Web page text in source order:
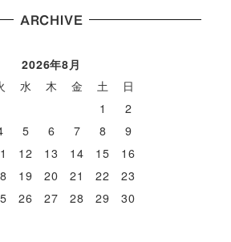
ARCHIVE
2026年8月
水 木 金 土
日
1
2
5 6 7 8
9
12 13 14 15
16
19 20 21 22
23
26 27 28 29
30